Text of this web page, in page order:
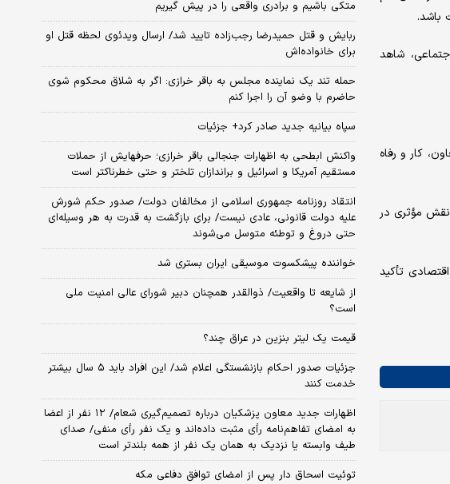
باشد.
شاهد
کار و رفاه
نقش مؤثری در
تأکید
متکی باشیم و برادری واقعی را در پیش گیریم
ربایش و قتل حمیدرضا رجب‌زاده تایید شد/ ارسال ویدئوی لحظه قتل او
برای خانواده‌اش
حمله تند یک نماینده مجلس به باقر خرازی: اگر به شلاق محکوم شوی
حاضرم با وضو آن را اجرا کنم
سپاه بیانیه جدید صادر کرد+ جزئیات
واکنش ابطحی به اظهارات جنجالی باقر خرازی؛ حرفهایش از حملات
مستقیم آمریکا و اسرائیل و براندازان تلختر و حتی خطرناکتر است
انتقاد روزنامه جمهوری اسلامی از مخالفان دولت/ صدور حکم شورش
علیه دولت قانونی، عادی نیست/ برای بازگشت به قدرت به هر وسیله‌ای
حتی دروغ و توطئه متوسل می‌شوند
خواننده پیشکسوت موسیقی ایران بستری شد
از شایعه تا واقعیت/ ذوالقدر همچنان دبیر شورای ‌عالی امنیت ملی
است؟
قیمت یک لیتر بنزین در عراق چند؟
جزئیات صدور احکام بازنشستگی اعلام شد/ این افراد باید ۵ سال بیشتر
خدمت کنند
اظهارات جدید معاون پزشکیان درباره تصمیم‌گیری شعام/ ۱۲ نفر از اعضا
به امضای تفاهم‌نامه رأی مثبت داده‌اند و یک نفر رأی منفی/ صدای
طیف وابسته یا نزدیک به همان یک نفر از همه بلندتر است
توئیت اسحاق دار پس از امضای توافق دفاعی مکه